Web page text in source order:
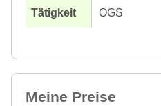
OGS
Meine Preise